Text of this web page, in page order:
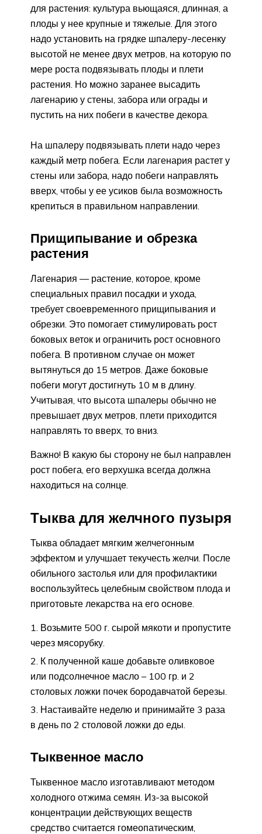
для растения: культура вьющаяся, длинная, а
плоды у нее крупные и тяжелые. Для этого
надо установить на грядке шпалеру-лесенку
высотой не менее двух метров, на которую по
мере роста подвязывать плоды и плети
растения. Но можно заранее высадить
лагенарию у стены, забора или ограды и
пустить на них побеги в качестве декора.
На шпалеру подвязывать плети надо через
каждый метр побега. Если лагенария растет у
стены или забора, надо побеги направлять
вверх, чтобы у ее усиков была возможность
крепиться в правильном направлении.
Прищипывание и обрезка
растения
Лагенария — растение, которое, кроме
специальных правил посадки и ухода,
требует своевременного прищипывания и
обрезки. Это помогает стимулировать рост
боковых веток и ограничить рост основного
побега. В противном случае он может
вытянуться до 15 метров. Даже боковые
побеги могут достигнуть 10 м в длину.
Учитывая, что высота шпалеры обычно не
превышает двух метров, плети приходится
направлять то вверх, то вниз.
Важно! В какую бы сторону не был направлен
рост побега, его верхушка всегда должна
находиться на солнце.
Тыква для желчного пузыря
Тыква обладает мягким желчегонным
эффектом и улучшает текучесть желчи. После
обильного застолья или для профилактики
воспользуйтесь целебным свойством плода и
приготовьте лекарства на его основе.
Возьмите 500 г. сырой мякоти и пропустите
через мясорубку.
К полученной каше добавьте оливковое
или подсолнечное масло – 100 гр. и 2
столовых ложки почек бородавчатой березы.
Настаивайте неделю и принимайте 3 раза
в день по 2 столовой ложки до еды.
Тыквенное масло
Тыквенное масло изготавливают методом
холодного отжима семян. Из-за высокой
концентрации действующих веществ
средство считается гомеопатическим,